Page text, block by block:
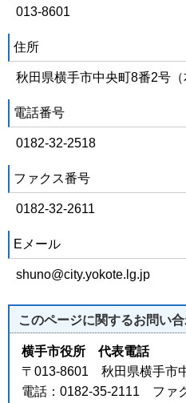
013-8601
住所
秋田県横手市中央町8番2号（
電話番号
0182-32-2518
ファクス番号
0182-32-2611
Eメール
shuno@city.yokote.lg.jp
このページに関するお問い
横手市役所 代表電話
〒013-8601 秋田県横手市
電話：0182-35-2111 ファ